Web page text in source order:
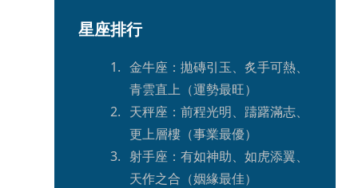
星座排行
金牛座：拋磚引玉、炙手可熱、
青雲直上（運勢最旺）
天秤座：前程光明、躊躇滿志、
更上層樓（事業最優）
射手座：有如神助、如虎添翼、
天作之合（姻緣最佳）